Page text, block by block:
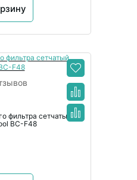
фильтра сетчатый
BC-F48